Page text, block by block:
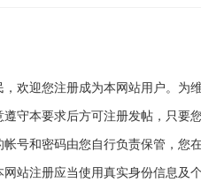
，欢迎您注册成为本网站用户。为
遵守本要求后方可注册发帖，只要
帐号和密码由您自行负责保管，您
网站注册应当使用真实身份信息及